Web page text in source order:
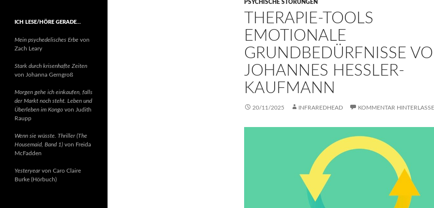
PSYCHISCHE STÖRUNGEN
THERAPIE-TOOLS
EMOTIONALE
GRUNDBEDÜRFNISSE
JOHANNES HESSLER-K
AUFMANN
20/11/2025 INFRAREDHEAD KOMMENTAR
ICH LESE/HÖRE GERADE…
Mein psychedelisches Erbe von
Zach Leary
Stark durch krisenhafte Zeiten
von Johanna Gerngroß
Morgen gehe ich einkaufen, falls
der Markt noch steht. Leben und
Überleben im Kongo von Judith
Raupp
Wenn sie wüsste. Thriller (The
Housemaid, Band 1) von Freida
McFadden
Yesteryearvon Caro Claire
Burke (Hörbuch)